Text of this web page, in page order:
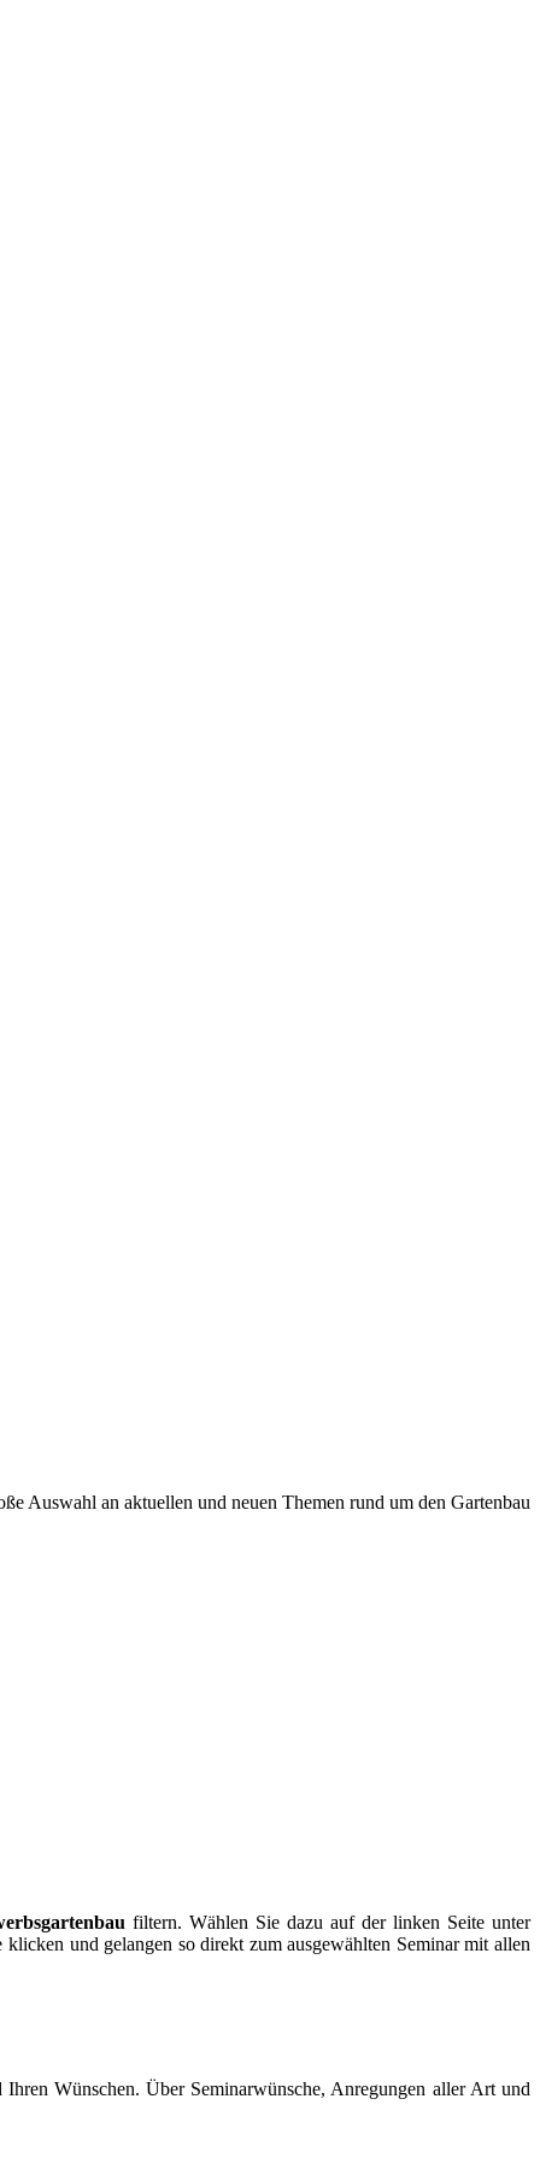
Auswahl an aktuellen und neuen Themen rund um den Gartenbau
filtern. Wählen Sie dazu auf der linken Seite unter
und gelangen so direkt zum ausgewählten Seminar mit allen
Wünschen. Über Seminarwünsche, Anregungen aller Art und